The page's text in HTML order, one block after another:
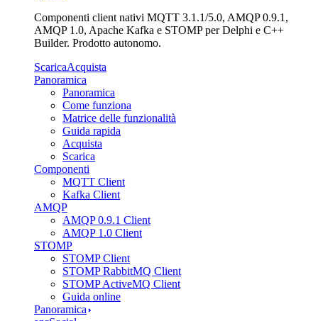
Componenti client nativi MQTT 3.1.1/5.0, AMQP 0.9.1,
AMQP 1.0, Apache Kafka e STOMP per Delphi e C++
Builder. Prodotto autonomo.
ScaricaAcquista
Panoramica
Panoramica
Come funziona
Matrice delle funzionalità
Guida rapida
Acquista
Scarica
Componenti
MQTT Client
Kafka Client
AMQP
AMQP 0.9.1 Client
AMQP 1.0 Client
STOMP
STOMP Client
STOMP RabbitMQ Client
STOMP ActiveMQ Client
Guida online
Panoramica